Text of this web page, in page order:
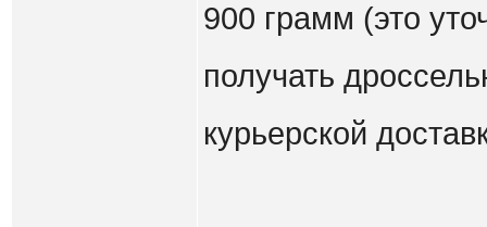
900 грамм (это
получать
курьерской